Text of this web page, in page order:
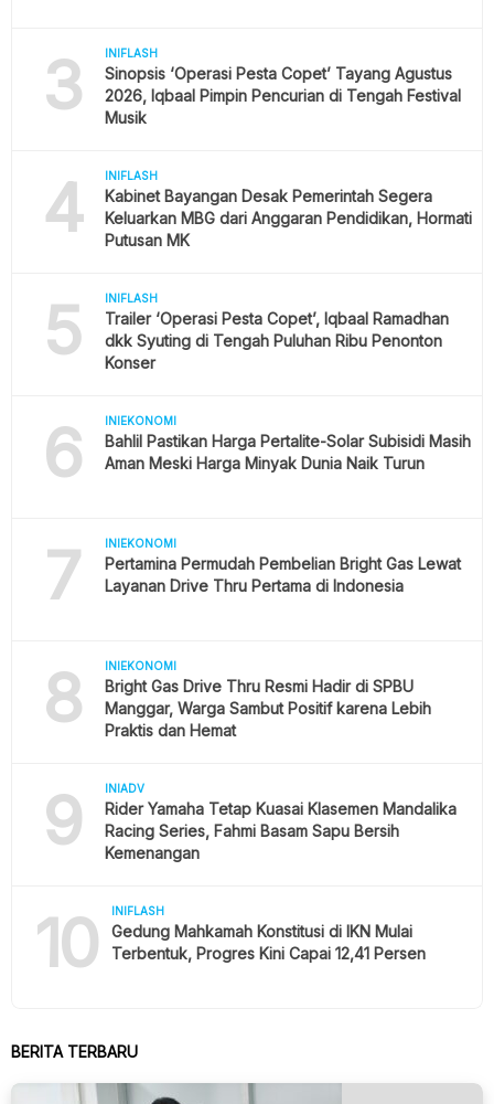
3
INIFLASH
Sinopsis ‘Operasi Pesta Copet’ Tayang Agustus
2026, Iqbaal Pimpin Pencurian di Tengah Festival
Musik
4 INIFLASH
Kabinet Bayangan Desak Pemerintah Segera
Keluarkan MBG dari Anggaran Pendidikan, Hormati
Putusan MK
5 INIFLASH
Trailer ‘Operasi Pesta Copet’, Iqbaal Ramadhan
dkk Syuting di Tengah Puluhan Ribu Penonton
Konser
6 INIEKONOMI
Bahlil Pastikan Harga Pertalite-Solar Subisidi Masih
Aman Meski Harga Minyak Dunia Naik Turun
7 INIEKONOMI
Pertamina Permudah Pembelian Bright Gas Lewat
Layanan Drive Thru Pertama di Indonesia
8 INIEKONOMI
Bright Gas Drive Thru Resmi Hadir di SPBU
Manggar, Warga Sambut Positif karena Lebih
Praktis dan Hemat
9 INIADV
Rider Yamaha Tetap Kuasai Klasemen Mandalika
Racing Series, Fahmi Basam Sapu Bersih
Kemenangan
10 INIFLASH
Gedung Mahkamah Konstitusi di IKN Mulai
Terbentuk, Progres Kini Capai 12,41 Persen
BERITA TERBARU